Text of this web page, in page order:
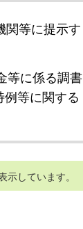
関等に提示す
等に係る調書
等に関する
示しています。